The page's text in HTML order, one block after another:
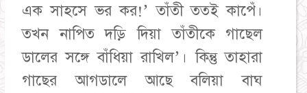
এক সাহসে ভর কর!’ তাঁতী ততই কাপেঁ।
তখন নাপিত দড়ি দিয়া তাঁতীকে গাছেল
ডালের সঙ্গে বাঁধিয়া রাখিল’। কিন্তু তাহারা
গাছের আগডালে আছে বলিয়া বাঘ